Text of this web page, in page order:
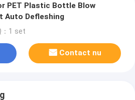
PET Plastic Bottle Blow
Auto Defleshing
：1 set
Contact nu